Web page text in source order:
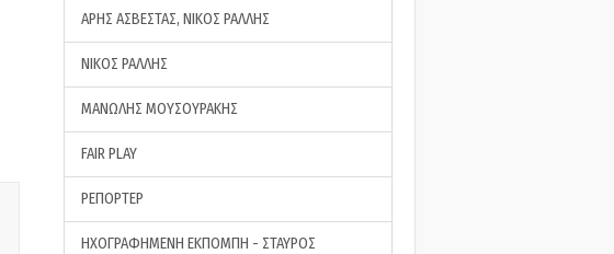
ΑΡΗΣ ΑΣΒΕΣΤΑΣ, ΝΙΚΟΣ ΡΑΛΛΗΣ
ΝΙΚΟΣ ΡΑΛΛΗΣ
ΜΑΝΩΛΗΣ ΜΟΥΣΟΥΡΑΚΗΣ
FAIR PLAY
ΡΕΠΟΡΤΕΡ
ΗΧΟΓΡΑΦΗΜΕΝΗ ΕΚΠΟΜΠΗ - ΣΤΑΥΡΟΣ